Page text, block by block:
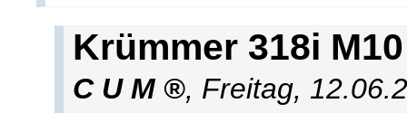
Krümmer 318i M10
C U M , Freitag,